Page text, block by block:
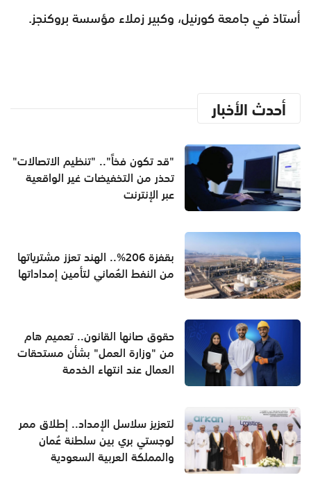
أستاذ في جامعة كورنيل، وكبير زملاء مؤسسة بروكنجز.
أحدث الأخبار
"قد تكون فخاً".. "تنظيم الاتصالات"
تحذر من التخفيضات غير الواقعية
عبر الإنترنت
بقفزة 206%.. الهند تعزز مشترياتها
من النفط العُماني لتأمين إمداداتها
حقوق صانها القانون.. تعميم هام
من "وزارة العمل" بشأن مستحقات
العمال عند انتهاء الخدمة
لتعزيز سلاسل الإمداد.. إطلاق ممر
لوجستي بري بين سلطنة عُمان
والمملكة العربية السعودية